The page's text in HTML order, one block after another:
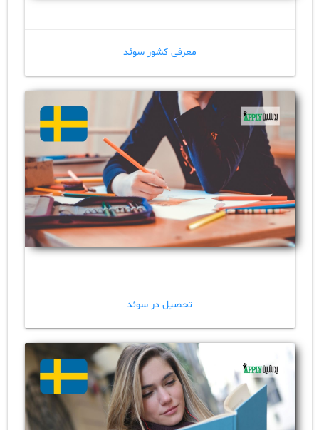
معرفی کشور سوئد
تحصیل در سوئد